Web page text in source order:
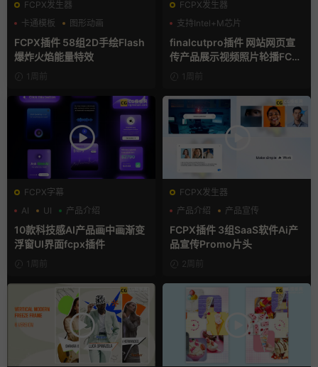
FCPX发生器
卡通模板
图形动画
手绘风
FCPX插件 58组2D手绘Flash
爆炸火焰能量特效
1周前
FCPX发生器
支持Intel+M芯片
finalcutpro插件 网站网页宣
传产品展示视频照片轮播FCP
X插件1周前
FCPX字幕
AI
UI 产品介绍
10款科技感AI产品画中画渐变
浮窗UI界面fcpx插件
1周前
FCPX发生器
产品介绍
产品宣传
产品展示
FCPX插件 3组SaaS软件Ai产
品宣传Promo片头
2周前